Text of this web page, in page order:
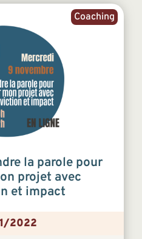
Coaching
la parole pour
projet avec
et impact
2022